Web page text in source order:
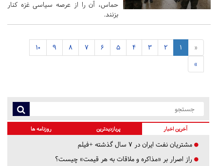
حماس، آن را از عرصه سیاسی غزه کنار
بزنند.
«
1
2
3
4
5
6
7
8
9
10
»
آخرین اخبار پربازدیدترین روزنامه ها
مشتریان نفت ایران در ۷ سال گذشته +فیلم
راز اصرار بر «مذاکره و ملاقات به هر قیمت» چیست؟